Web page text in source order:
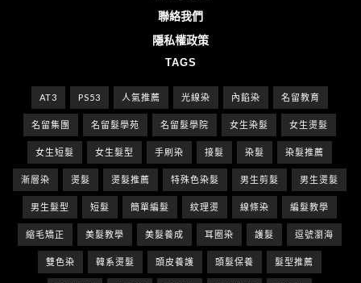
聯絡我們
隱私權政策
TAGS
AT3 PS53 人氣推薦 光線染 內餡染 名留教育
名留集團 名留髮學苑 名留髮學院 女生染髮 女生燙髮
女生短髮 女生髮型 手刷染 接髮 染髮 染髮推薦
漸層染 燙髮 燙髮推薦 特殊色染髮 男生剪髮 男生燙髮
男生髮型 短髮 簡單編髮 紋理燙 線條染 編髮教學
縮毛矯正 美髮教學 美髮養成 耳圈染 護髮 逗號瀏海
雙色染 韓系燙髮 頭皮養護 頭髮保養 髮型推薦